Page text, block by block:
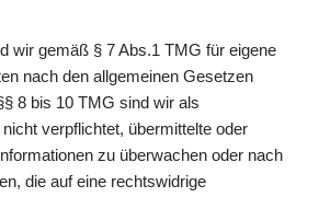
wir gemäß § 7 Abs.1 TMG für eigene
nach den allgemeinen Gesetzen
8 bis 10 TMG sind wir als
verpflichtet, übermittelte oder
zu überwachen oder nach
die auf eine rechtswidrige